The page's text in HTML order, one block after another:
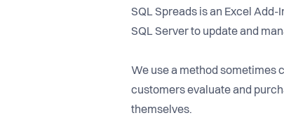
SQL Spreads is an Excel
SQL Server to update and
We use a method sometimes
customers evaluate and
themselves.